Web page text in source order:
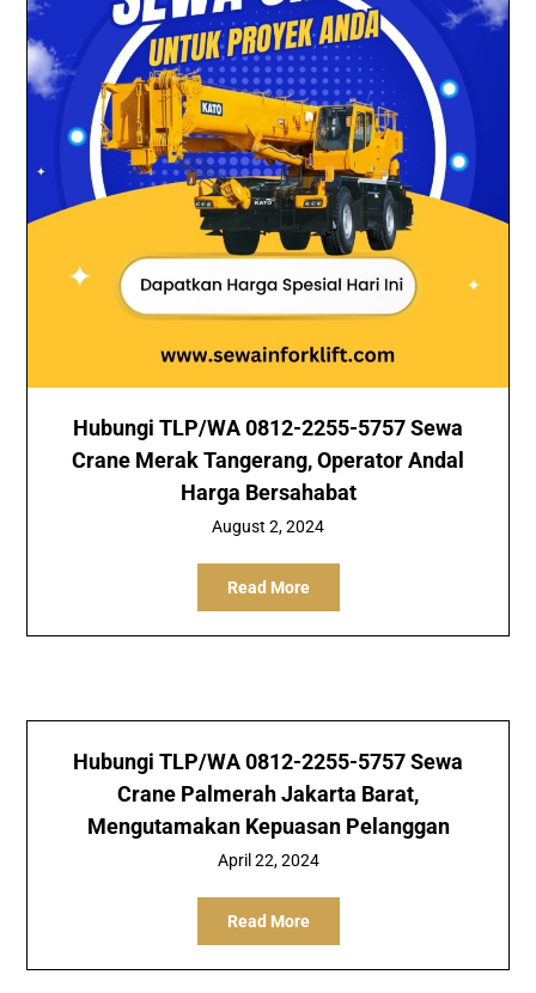
Hubungi TLP/WA 0812-2255-5757 Sewa
Crane Merak Tangerang, Operator Andal
Harga Bersahabat
August 2, 2024
Read More
Hubungi TLP/WA 0812-2255-5757 Sewa
Crane Palmerah Jakarta Barat,
Mengutamakan Kepuasan Pelanggan
April 22, 2024
Read More